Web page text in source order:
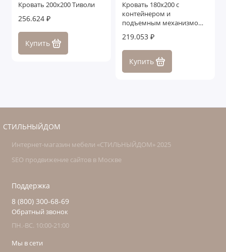
Кровать 200x200 Тиволи
256.624 ₽
Купить
Кровать 180x200 с
контейнером и
подъемным механизмом
219.053 ₽
Купить
СТИЛЬНЫЙДОМ
Интернет-магазин мебели «СТИЛЬНЫЙДОМ» 2025
SEO продвижение сайтов в Москве
Поддержка
8 (800) 300-68-69
Обратный звонок
ПН.-ВС. 10:00-21:00
Мы в сети